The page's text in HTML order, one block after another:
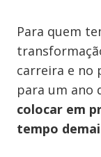
Para quem
carreira e no
para um ano
colocar em
tempo